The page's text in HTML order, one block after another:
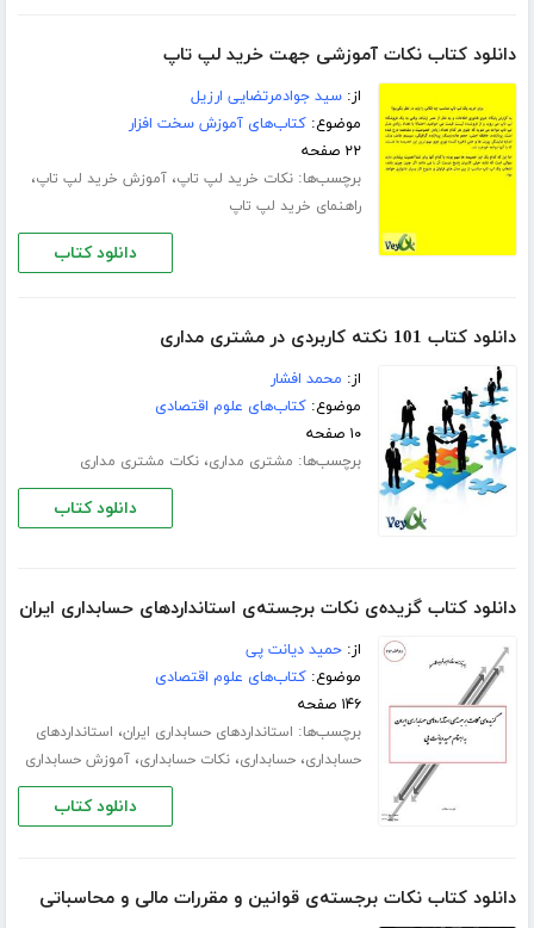
دانلود کتاب نکات آموزشی جهت خرید لپ تاپ
از:سید جوادمرتضایی ارزیل
موضوع:کتاب‌های آموزش سخت افزار
۲۲ صفحه
برچسب‌ها:نکات خرید لپ تاپ،آموزش خرید لپ تاپ،
راهنمای خرید لپ تاپ
دانلود کتاب
دانلود کتاب 101 نکته کاربردی در مشتری مداری
از: محمد افشار
موضوع:کتاب‌های علوم اقتصادی
۱۰ صفحه
برچسب‌ها: مشتری مداری،نکات مشتری مداری
دانلود کتاب
دانلود کتاب گزیده‌ی نکات برجسته‌ی استانداردهای حسابداری ایران
از:حمید دیانت پی
موضوع:کتاب‌های علوم اقتصادی
۱۴۶ صفحه
برچسب‌ها: استانداردهای حسابداری ایران، استانداردهای
حسابداری،حسابداری،نکات حسابداری،آموزش حسابداری
دانلود کتاب
دانلود کتاب نکات برجسته‌ی قوانین و مقررات مالی و محاسباتی